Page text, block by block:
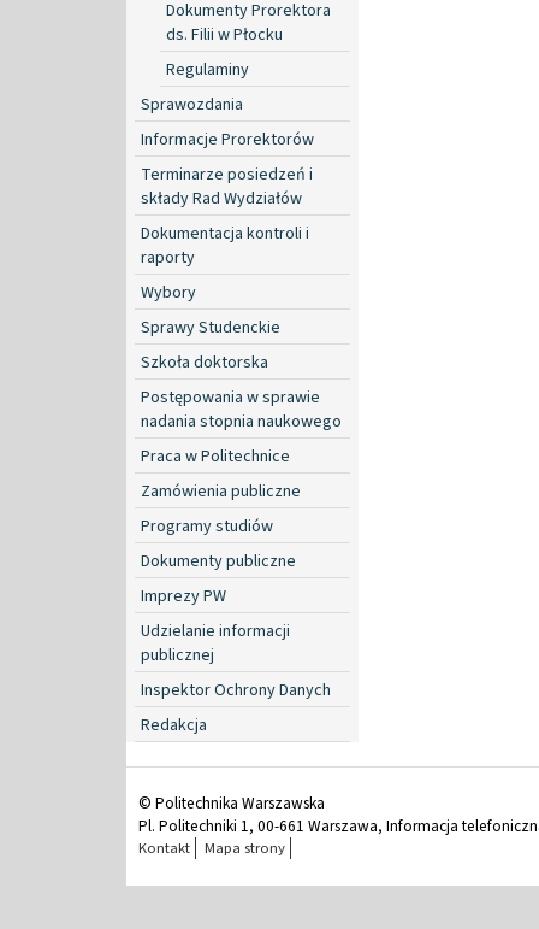
Dokumenty Prorektora
ds. Filii w Płocku
Regulaminy
Sprawozdania
Informacje Prorektorów
Terminarze posiedzeń i
składy Rad Wydziałów
Dokumentacja kontroli i
raporty
Wybory
Sprawy Studenckie
Szkoła doktorska
Postępowania w sprawie
nadania stopnia naukowego
Praca w Politechnice
Zamówienia publiczne
Programy studiów
Dokumenty publiczne
Imprezy PW
Udzielanie informacji
publicznej
Inspektor Ochrony Danych
Redakcja
© Politechnika Warszawska
Pl. Politechniki 1, 00-661 Warszawa, Informacja
Kontakt Mapa strony